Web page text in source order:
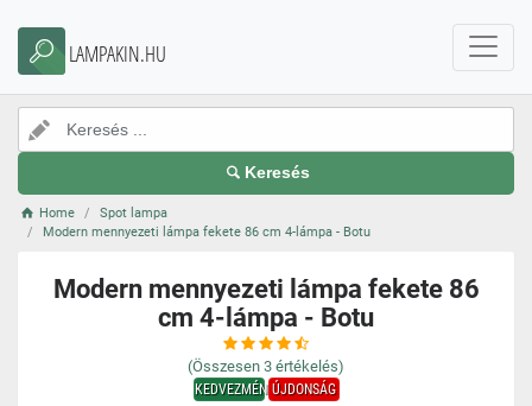
LAMPAKIN.HU
Keresés
Home
Spot lampa
Modern mennyezeti lámpa fekete 86 cm 4-lámpa - Botu
Modern mennyezeti lámpa fekete 86
cm 4-lámpa - Botu
(Összesen 3 értékelés)
KEDVEZMÉNYÚJDONSÁG